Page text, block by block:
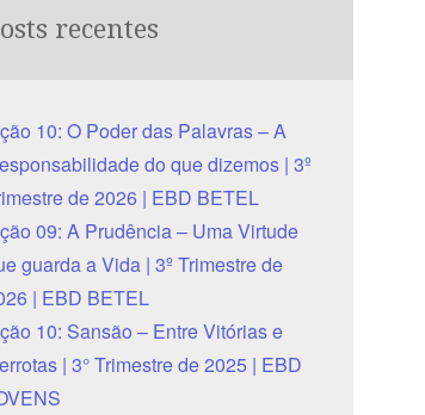
recentes
10: O Poder das Palavras – A
do que dizemos | 3º
de 2026 | EBD BETEL
09: A Prudência – Uma Virtude
guarda a Vida | 3º Trimestre de
| EBD BETEL
10: Sansão – Entre Vitórias e
| 3° Trimestre de 2025 | EBD